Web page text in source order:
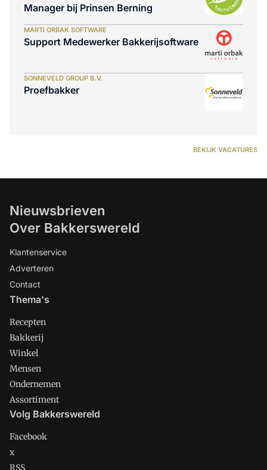
Manager bij Prinsen Berning
MARTI ORBAK SOFTWARE
Support Medewerker Bakkerijsoftware
SONNEVELD GROUP B.V.
Proefbakker
BEKIJK VACATURES
Nieuwsbrieven
Over Bakkerswereld
Klantenservice
Adverteren
Contact
Thema's
Recepten
Bakkerij
Winkel
Mensen
Ondernemen
Assortiment
Volg Bakkerswereld
Facebook
x
RSS